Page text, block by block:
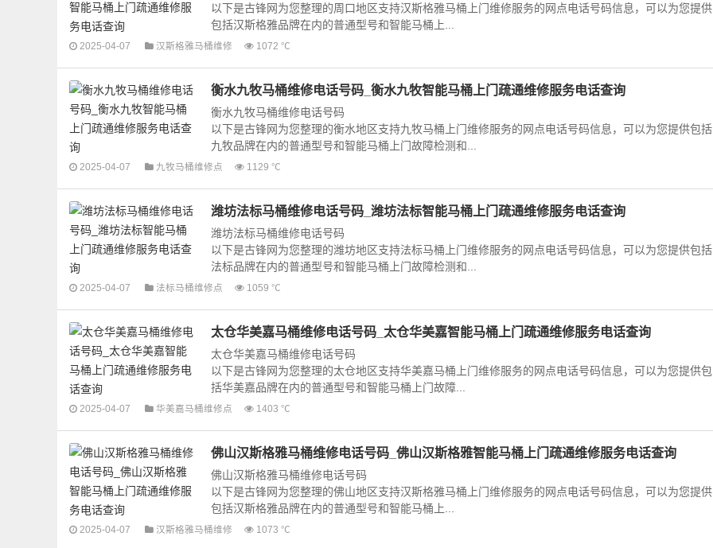
以下是古锋网为您整理的周口地区支持汉斯格雅马桶上门维修服务的网点电话号码信息，可以为您提供
包括汉斯格雅品牌在内的普通型号和智能马桶上...
2025-04-07 汉斯格雅马桶维修 1072 ℃
衡水九牧马桶维修电话号码_衡水九牧智能马桶上门疏通维修服务电话查询
衡水九牧马桶维修电话号码
以下是古锋网为您整理的衡水地区支持九牧马桶上门维修服务的网点电话号码信息，可以为您提供包括
九牧品牌在内的普通型号和智能马桶上门故障检测和...
2025-04-07 九牧马桶维修点 1129 ℃
潍坊法标马桶维修电话号码_潍坊法标智能马桶上门疏通维修服务电话查询
潍坊法标马桶维修电话号码
以下是古锋网为您整理的潍坊地区支持法标马桶上门维修服务的网点电话号码信息，可以为您提供包括
法标品牌在内的普通型号和智能马桶上门故障检测和...
2025-04-07 法标马桶维修点 1059 ℃
太仓华美嘉马桶维修电话号码_太仓华美嘉智能马桶上门疏通维修服务电话查询
太仓华美嘉马桶维修电话号码
以下是古锋网为您整理的太仓地区支持华美嘉马桶上门维修服务的网点电话号码信息，可以为您提供包
括华美嘉品牌在内的普通型号和智能马桶上门故障...
2025-04-07 华美嘉马桶维修点 1403 ℃
佛山汉斯格雅马桶维修电话号码_佛山汉斯格雅智能马桶上门疏通维修服务电话查询
佛山汉斯格雅马桶维修电话号码
以下是古锋网为您整理的佛山地区支持汉斯格雅马桶上门维修服务的网点电话号码信息，可以为您提供
包括汉斯格雅品牌在内的普通型号和智能马桶上...
2025-04-07 汉斯格雅马桶维修 1073 ℃